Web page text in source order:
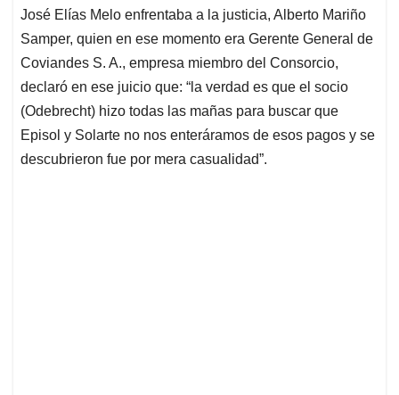
José Elías Melo enfrentaba a la justicia, Alberto Mariño
Samper, quien en ese momento era Gerente General de
Coviandes S. A., empresa miembro del Consorcio,
declaró en ese juicio que: “la verdad es que el socio
(Odebrecht) hizo todas las mañas para buscar que
Episol y Solarte no nos enteráramos de esos pagos y se
descubrieron fue por mera casualidad”.